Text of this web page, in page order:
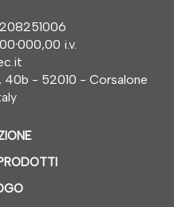
·000,00 i.v.
40b - 52010 - Corsalone